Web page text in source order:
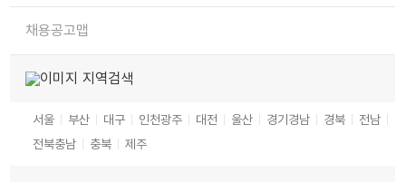
채용공고맵
지역검색
서울 부산 대구 인천광주 대전 울산 경기 경남 경북
전남
전북충남 충북 제주